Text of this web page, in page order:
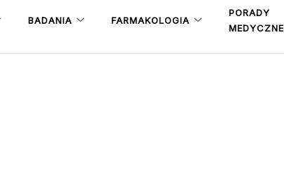
BADANIA FARMAKOLOGIA
PORADY
MEDYCZNE